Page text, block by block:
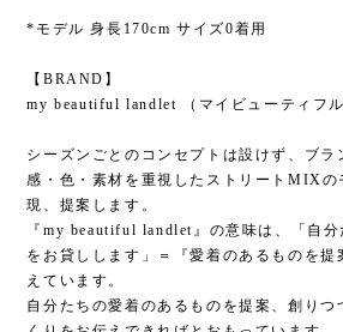
*モデル 身長170cm サイズ0着用
【BRAND】
my beautiful landlet （マイビューティフル
シーズンごとのコンセプトは設けず、ブラ
感・色・素材を重視したストリートMIXの
現、提案します。
『my beautiful landlet』の意味は、「自
をお貸しします」＝『愛着のあるものを提
えています。
自分たちの愛着のあるものを提案、創り